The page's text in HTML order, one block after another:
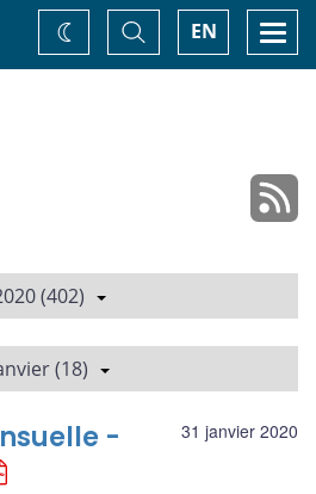
EN
Basculer
la
recherche
Changez
de
(402)
(18)
31 janvier 2020
-